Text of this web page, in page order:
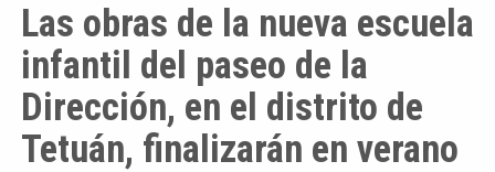
Las obras de la nueva escuela
infantil del paseo de la
Dirección, en el distrito de
Tetuán, finalizarán en verano